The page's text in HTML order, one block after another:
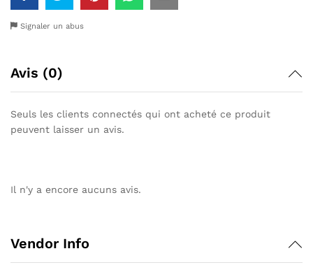
Signaler un abus
Avis (0)
Seuls les clients connectés qui ont acheté ce produit
peuvent laisser un avis.
Il n'y a encore aucuns avis.
Vendor Info